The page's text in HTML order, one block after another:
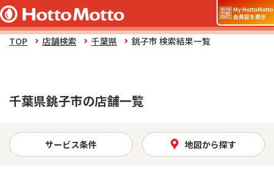
TOP 店舗検索 千葉県 銚子市 検索結果一覧
千葉県銚子市の店舗一覧
サービス条件 地図から探す